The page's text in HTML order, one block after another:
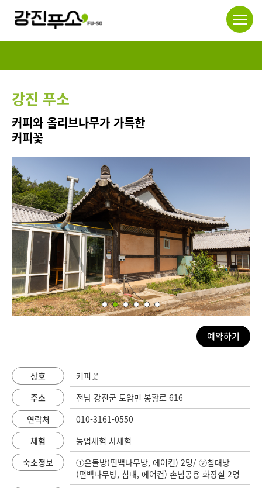
강진 푸소
커피와 올리브나무가 가득한
커피꽃
예약하기
상호
커피꽃
주소
전남 강진군 도암면 봉황로 616
연락처
010-3161-0550
체험
농업체험 차체험
숙소정보
①온돌방(편백나무방, 에어컨) 2명/ ②침대방
(편백나무방, 침대, 에어컨) 손님공용 화장실 2명